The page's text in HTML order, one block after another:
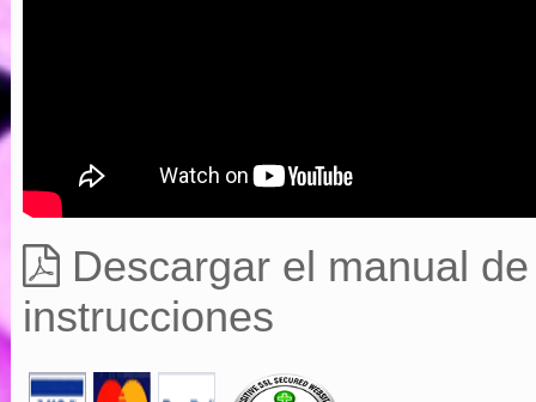
Descargar el manual de
instrucciones